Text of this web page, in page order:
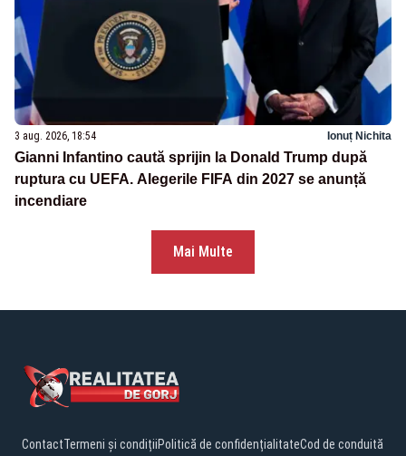
3 aug. 2026, 18:54 Ionuț Nichita
Gianni Infantino caută sprijin la Donald Trump după
ruptura cu UEFA. Alegerile FIFA din 2027 se anunță
incendiare
Mai Multe
ContactTermeni și condițiiPolitică de confidențialitateCod de conduită